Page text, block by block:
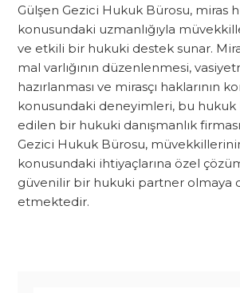
Gülşen Gezici Hukuk Bürosu, miras
konusundaki uzmanlığıyla
ve etkili bir hukuki destek sunar.
mal varlığının düzenlenmesi,
hazırlanması ve mirasçı haklarının
konusundaki deneyimleri, bu
edilen bir hukuki danışmanlık
Gezici Hukuk Bürosu,
konusundaki ihtiyaçlarına özel
güvenilir bir hukuki partner olmaya
etmektedir.